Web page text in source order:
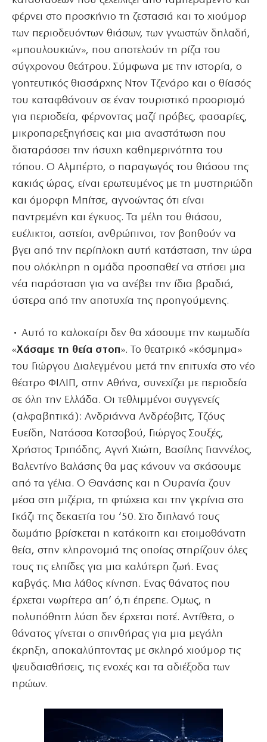
φέρνει στο προσκήνιο τη ζεστασιά και το χιούμορ
των περιοδευόντων θιάσων, των γνωστών δηλαδή,
«μπουλουκιών», που αποτελούν τη ρίζα του
σύγχρονου θεάτρου. Σύμφωνα με την ιστορία, ο
γοητευτικός θιασάρχης Ντον Τζενάρο και ο θίασός
του καταφθάνουν σε έναν τουριστικό προορισμό
για περιοδεία, φέρνοντας μαζί πρόβες, φασαρίες,
μικροπαρεξηγήσεις και μια αναστάτωση που
διαταράσσει την ήσυχη καθημερινότητα του
τόπου. Ο Αλμπέρτο, ο παραγωγός του θιάσου της
κακιάς ώρας, είναι ερωτευμένος με τη μυστηριώδη
και όμορφη Μπίτσε, αγνοώντας ότι είναι
παντρεμένη και έγκυος. Τα μέλη του θιάσου,
ευέλικτοι, αστείοι, ανθρώπινοι, τον βοηθούν να
βγει από την περίπλοκη αυτή κατάσταση, την ώρα
που ολόκληρη η ομάδα προσπαθεί να στήσει μια
νέα παράσταση για να ανέβει την ίδια βραδιά,
ύστερα από την αποτυχία της προηγούμενης.
• Αυτό το καλοκαίρι δεν θα χάσουμε την κωμωδία
«Χάσαμε τη θεία στοπ». Το θεατρικό «κόσμημα»
του Γιώργου Διαλεγμένου μετά την επιτυχία στο νέο
θέατρο ΦΙΛΙΠ, στην Αθήνα, συνεχίζει με περιοδεία
σε όλη την Ελλάδα. Οι τεθλιμμένοι συγγενείς
(αλφαβητικά): Ανδριάννα Ανδρέοβιτς, Τζόυς
Ευείδη, Νατάσσα Κοτσοβού, Γιώργος Σουξές,
Χρήστος Τριπόδης, Αγνή Χιώτη, Βασίλης Γιαννέλος,
Βαλεντίνο Βαλάσης θα μας κάνουν να σκάσουμε
από τα γέλια. Ο Θανάσης και η Ουρανία ζουν
μέσα στη μιζέρια, τη φτώχεια και την γκρίνια στο
Γκάζι της δεκαετία του ‘50. Στο διπλανό τους
δωμάτιο βρίσκεται η κατάκοιτη και ετοιμοθάνατη
θεία, στην κληρονομιά της οποίας στηρίζουν όλες
τους τις ελπίδες για μια καλύτερη ζωή. Ενας
καβγάς. Μια λάθος κίνηση. Ενας θάνατος που
έρχεται νωρίτερα απ’ ό,τι έπρεπε. Ομως, η
πολυπόθητη λύση δεν έρχεται ποτέ. Αντίθετα, ο
θάνατος γίνεται ο σπινθήρας για μια μεγάλη
έκρηξη, αποκαλύπτοντας με σκληρό χιούμορ τις
ψευδαισθήσεις, τις ενοχές και τα αδιέξοδα των
ηρώων.